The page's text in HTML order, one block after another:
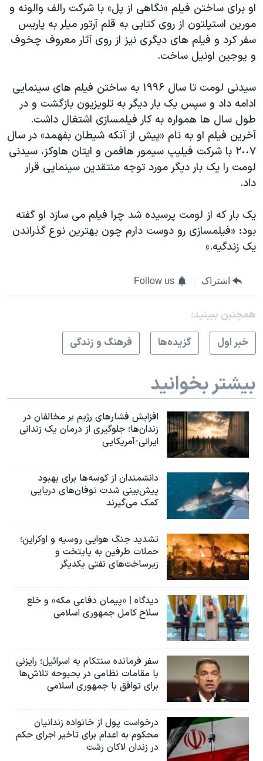
او برای ساختن فیلم «نگاهی از پل» با شرکت رالف والونه و
مورین استپلتون از روی کتابی به قلم آرتور میلر به پاریس
سفر کرد و فیلم های دیگری نیز از روی آثار معروف چخوف
و یوجین اونیل ساخت.
سیدنی لومت تا سال ١٩٩۶ به ساختن فیلم های سینمایی
ادامه داد و سپس یک بار دیگر به تلویزیون بازگشت و در
طول سال ها همواره به کار فیلمسازی اشتغال داشت.
آخرین فیلم او به نام «پیش از آنکه شیطان بفهمد» در سال
٢٠٠٧ با شرکت فیلیپ سیمور هافمن و ایتان هاوکز، سیدنی
لومت را یک بار دیگر مورد توجه منتقدین سینمایی قرار
داد.
یک بار که از لومت پرسیده شد چرا فیلم می سازد او گفته
بود: «فیلمسازی رو دوست دارم چون بهترین نوع گذراندن
یک زندگیه.»
اشتراک Follow us
همچنبن ببینید:
خبر اول
گزيده‌ها فرهنگ و زندگی
بیشتر بخوانید
افزایش فشارهای رژیم بر مخالفان در
زندان‌ها؛ جلوگیری از درمان یک زندانی
ایرانی-آمریکایی
دانشمندان از کوسه‌ها برای بهبود
پیش‌بینی شدت توفان‌های دریایی
کمک می‌گیرند
تشدید جنگ هوایی روسیه و اوکراین؛
حملات طرفین به پایتخت‌ و
زیرساخت‌های نفتی یکدیگر
دیدگاه | «پیمان دفاعی مکه» و خلع
سلاح کامل جمهوری اسلامی
سفر فرمانده سنتکام به اسرائیل؛ رایزنی
با مقامات نظامی در بحبوحه تلاش‌ها
برای توافق با جمهوری اسلامی
درخواست پول از خانواده زندانیان
محکوم به‌ اعدام برای تاخیر اجرای حکم
در زندان لاکان رشت